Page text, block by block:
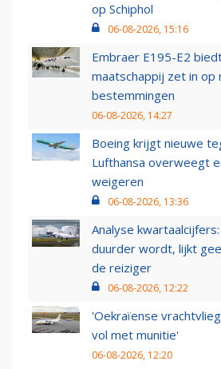
op Schiphol
06-08-2026, 15:16
Embraer E195-E2
maatschappij zet in op
bestemmingen
06-08-2026, 14:27
Boeing krijgt nieuwe
Lufthansa overweegt
weigeren
06-08-2026, 13:36
Analyse
duurder wordt, lijkt
de reiziger
06-08-2026, 12:22
'Oekraïense
vol met munitie'
06-08-2026, 12:20